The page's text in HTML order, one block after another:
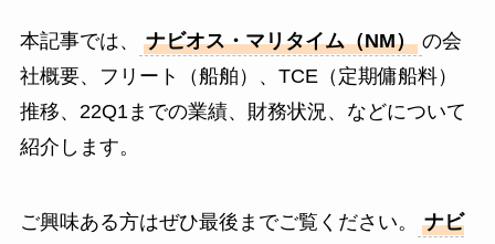
本記事では、 ナビオス・マリタイム（NM） の会
社概要、フリート（船舶）、TCE（定期傭船料）
推移、22Q1までの業績、財務状況、などについて
紹介します。
ご興味ある方はぜひ最後までご覧ください。
ナビ